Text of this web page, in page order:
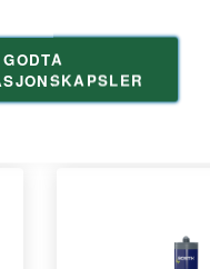
GODTA
Logg inn for å se din
pris